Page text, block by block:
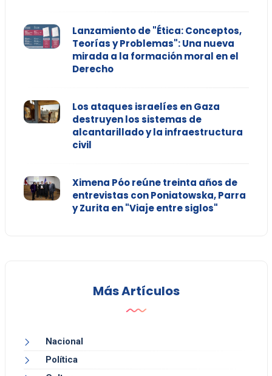
Lanzamiento de "Ética: Conceptos,
Teorías y Problemas": Una nueva
mirada a la formación moral en el
Derecho
Los ataques israelíes en Gaza
destruyen los sistemas de
alcantarillado y la infraestructura
civil
Ximena Póo reúne treinta años de
entrevistas con Poniatowska, Parra
y Zurita en "Viaje entre siglos"
Más Artículos
Nacional
Política